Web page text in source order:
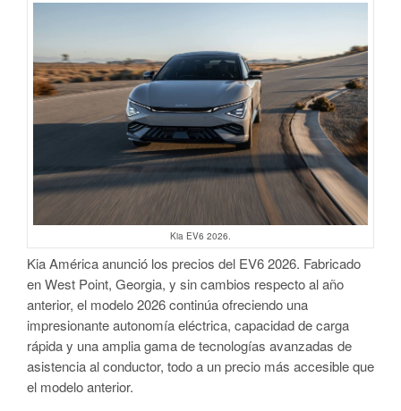
Kia EV6 2026.
Kia América anunció los precios del EV6 2026. Fabricado
en West Point, Georgia, y sin cambios respecto al año
anterior, el modelo 2026 continúa ofreciendo una
impresionante autonomía eléctrica, capacidad de carga
rápida y una amplia gama de tecnologías avanzadas de
asistencia al conductor, todo a un precio más accesible que
el modelo anterior.